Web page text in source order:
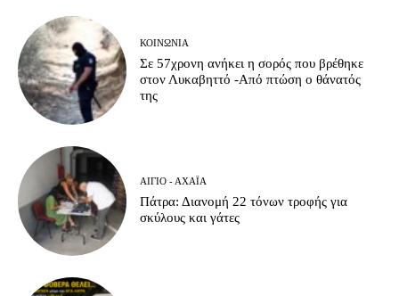
ΚΟΙΝΩΝΊΑ
Σε 57χρονη ανήκει η σορός που βρέθηκε
στον Λυκαβηττό -Από πτώση ο θάνατός
της
ΑΊΓΙΟ - ΑΧΑΪ́Α
Πάτρα: Διανομή 22 τόνων τροφής για
σκύλους και γάτες